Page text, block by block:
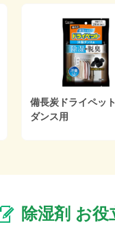
備長炭ドライペット 引き
出し・衣装ケース用
除湿剤 お役